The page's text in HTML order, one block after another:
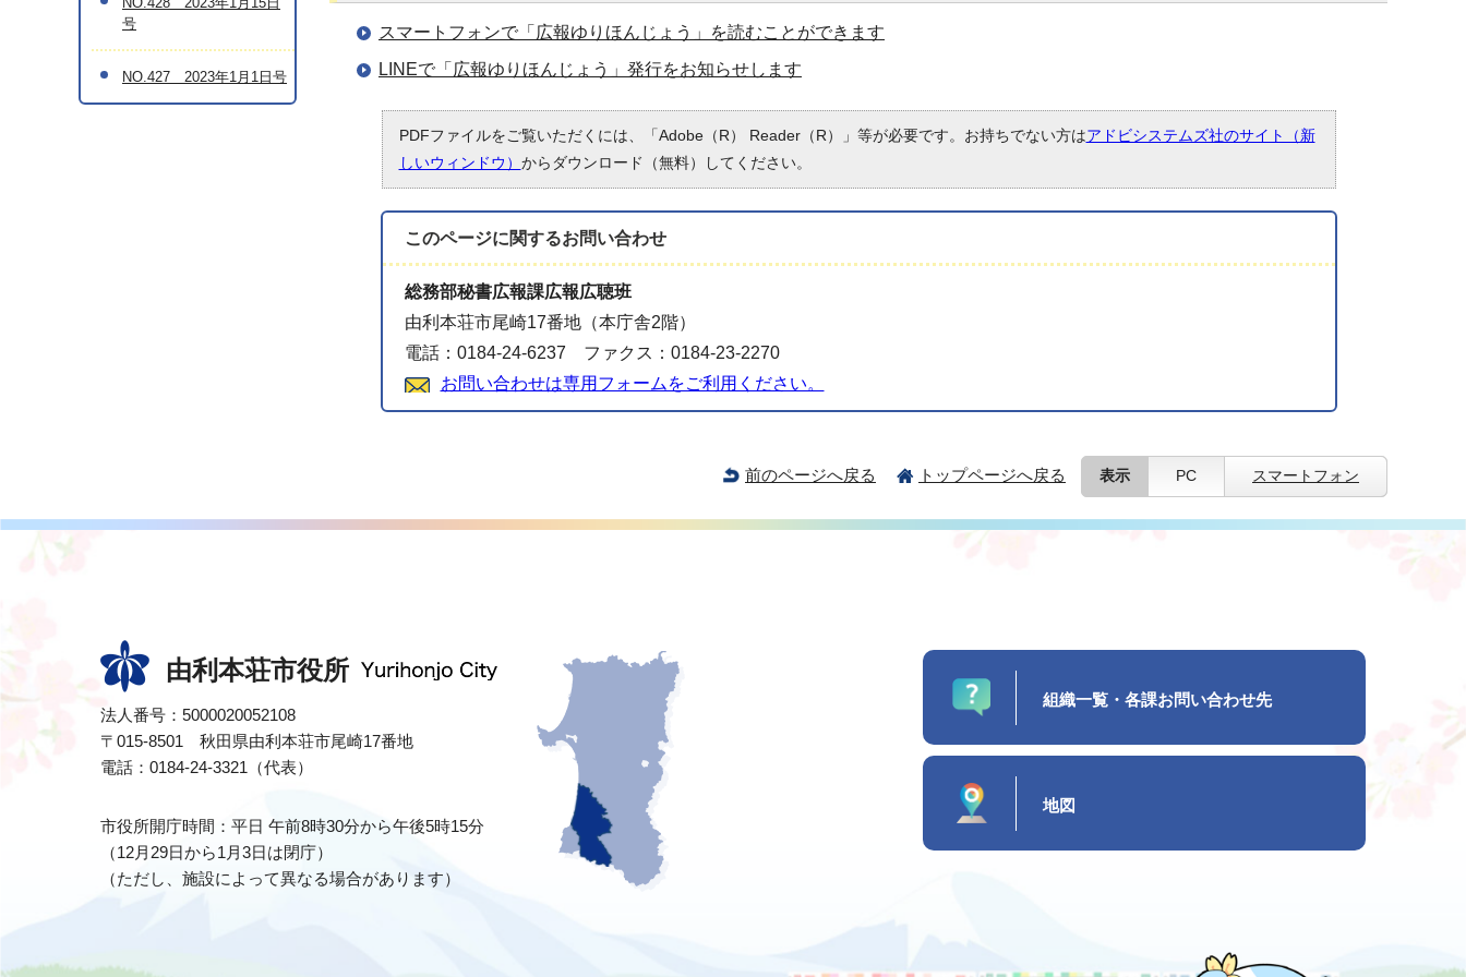
スマートフォンで「広報ゆりほんじょう」を読むことができます
LINEで「広報ゆりほんじょう」発行をお知らせします
PDFファイルをご覧いただくには、「Adobe（R） Reader（R）」等が必要です。お持ちでない方はアドビシステムズ社のサイト（新
しいウィンドウ） からダウンロード（無料）してください。
このページに関するお問い合わせ
総務部秘書広報課広報広聴班
由利本荘市尾崎17番地（本庁舎2階）
電話：0184-24-6237 ファクス：0184-23-2270
お問い合わせは専用フォームをご利用ください。
号
NO.427 2023年1月1日号
前のページへ戻る トップページへ戻る 表示 PC スマートフォン
由利本荘市役所
法人番号：5000020052108
〒015-8501 秋田県由利本荘市尾崎17番地
電話：0184-24-3321（代表）
市役所開庁時間：平日 午前8時30分から午後5時15分
（12月29日から1月3日は閉庁）
（ただし、施設によって異なる場合があります）
組織一覧・各課お問い合わせ先
地図